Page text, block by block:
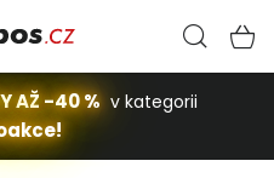
AŽ -40 % v kategorii